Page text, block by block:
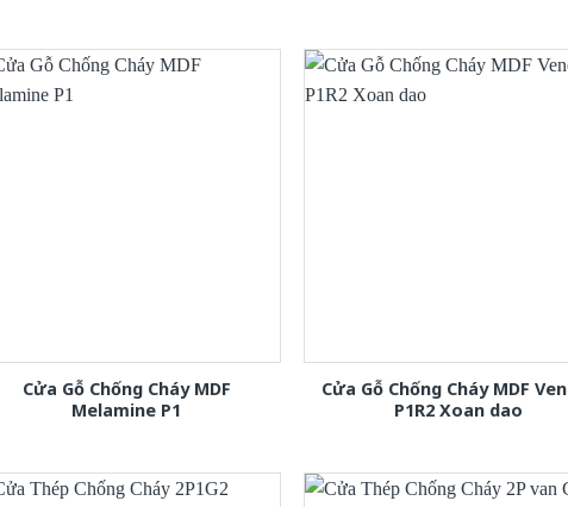
Cửa Gỗ Chống Cháy MDF
Melamine P1
Cửa Gỗ Chống Cháy MDF
P1R2 Xoan dao